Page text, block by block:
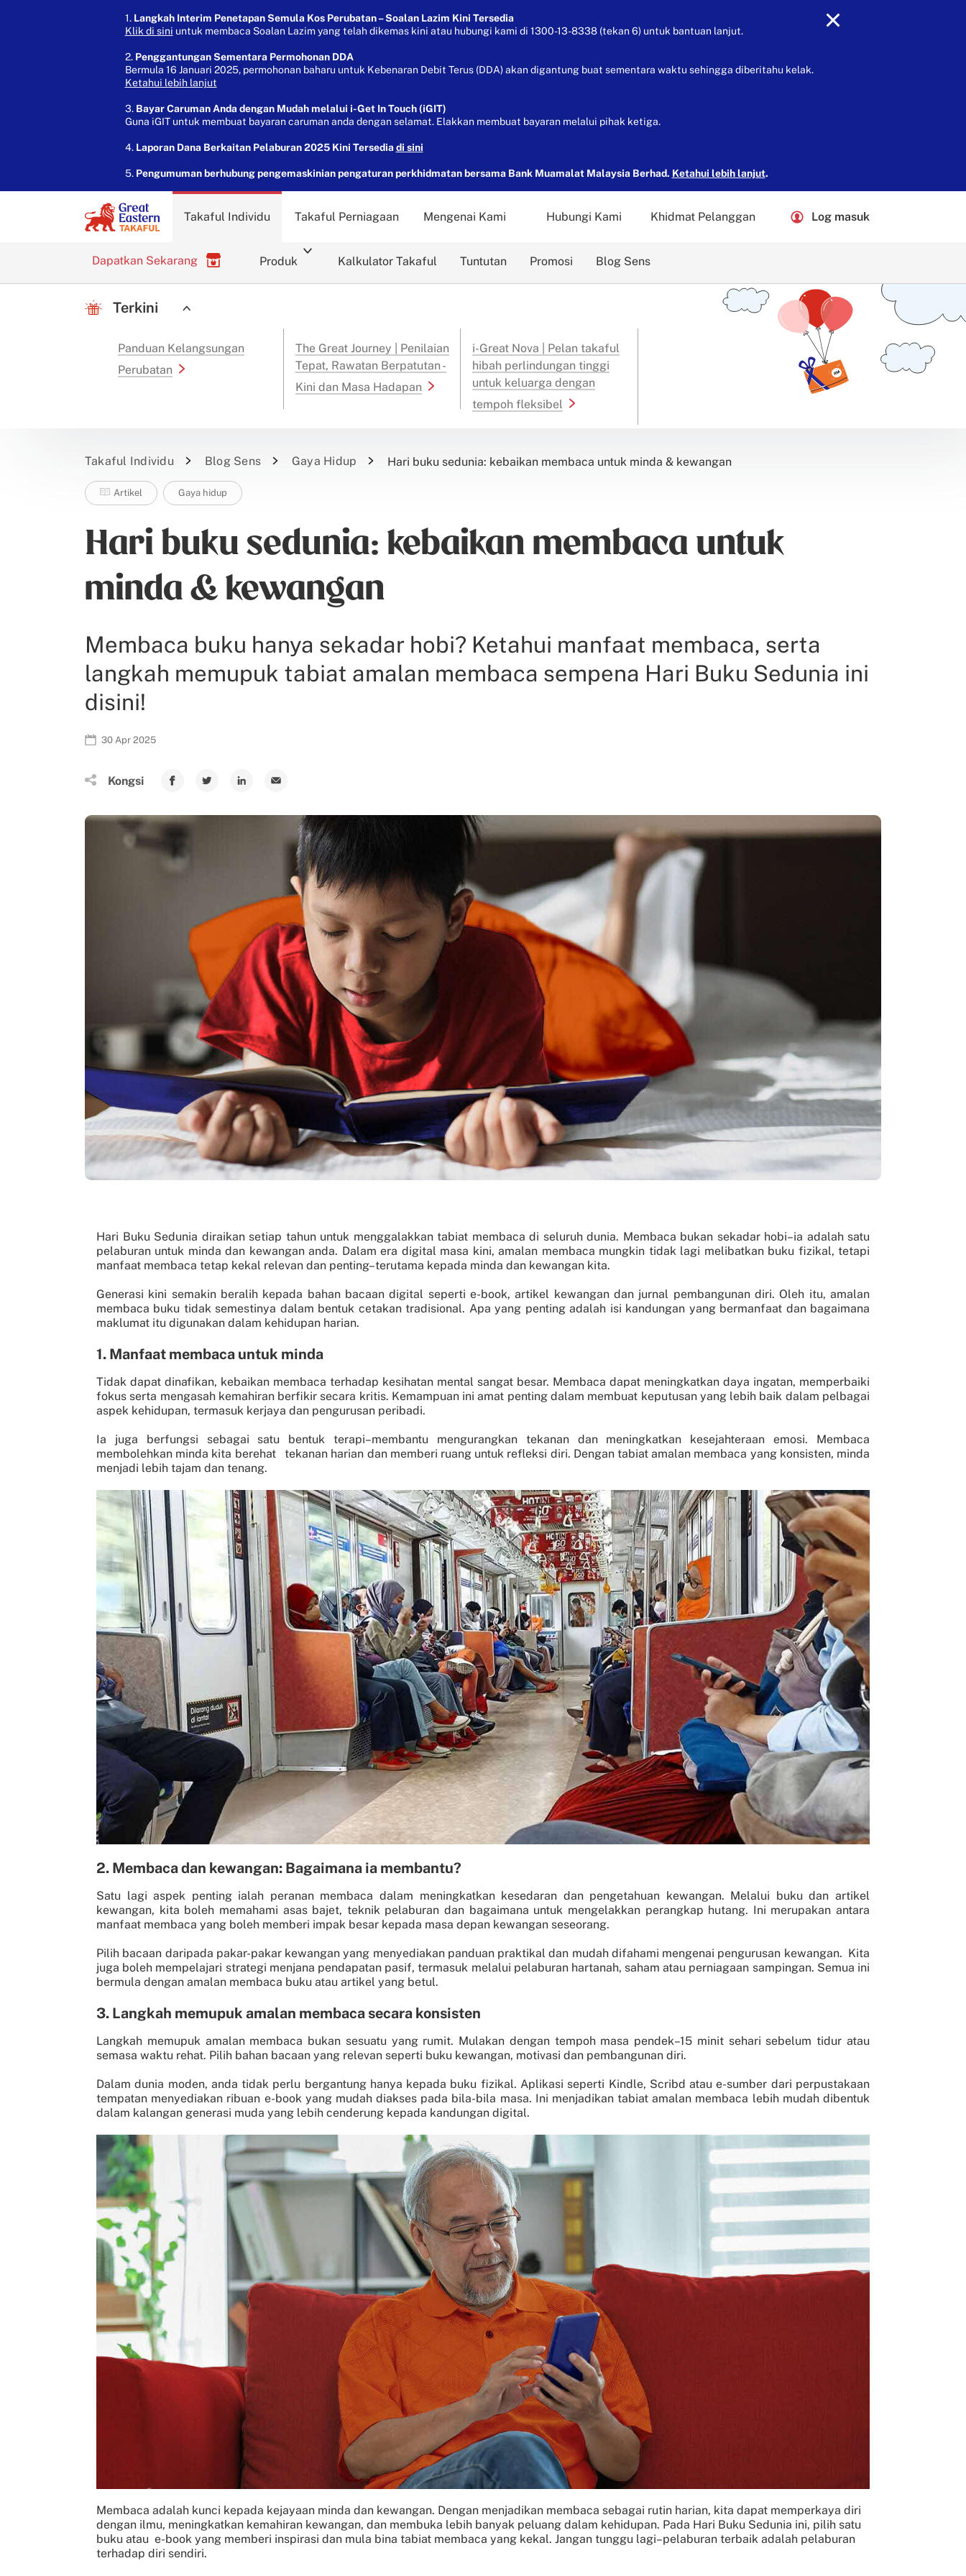
1. Langkah Interim Penetapan Semula Kos Perubatan – Soalan Lazim Kini Tersedia
Klik di sini untuk membaca Soalan Lazim yang telah dikemas kini atau hubungi kami di 1300-13-8338 (tekan 6) untuk bantuan lanjut.
2. Penggantungan Sementara Permohonan DDA
Bermula 16 Januari 2025, permohonan baharu untuk Kebenaran Debit Terus (DDA) akan digantung buat sementara waktu sehingga diberitahu kelak.
Ketahui lebih lanjut
3.Bayar Caruman Anda dengan Mudah melalui i-Get In Touch (iGIT)
Guna iGIT untuk membuat bayaran caruman anda dengan selamat. Elakkan membuat bayaran melalui pihak ketiga.
4. Laporan Dana Berkaitan Pelaburan 2025 Kini Tersedia di sini
5. Pengumuman berhubung pengemaskinian pengaturan perkhidmatan bersama Bank Muamalat Malaysia Berhad. Ketahui lebih lanjut.
Takaful Individu
Dapatkan Sekarang Produk Kalkulator Takaful Tuntutan Promosi Blog Sens
Takaful Perniagaan Mengenai Kami Hubungi Kami Khidmat Pelanggan Log masuk
Terkini
Panduan Kelangsungan
Perubatan
The Great Journey | Penilaian
Tepat, Rawatan Berpatutan -
Kini dan Masa Hadapan
i-Great Nova | Pelan takaful
hibah perlindungan tinggi
untuk keluarga dengan
tempoh fleksibel
Takaful Individu Blog Sens Gaya Hidup Hari buku sedunia: kebaikan membaca untuk minda & kewangan
Artikel Gaya hidup
Hari buku sedunia: kebaikan membaca untuk
minda & kewangan
Membaca buku hanya sekadar hobi? Ketahui manfaat membaca, serta
langkah memupuk tabiat amalan membaca sempena Hari Buku Sedunia ini
disini!
30 Apr 2025
Kongsi
Hari Buku Sedunia diraikan setiap tahun untuk menggalakkan tabiat membaca di seluruh dunia. Membaca bukan sekadar hobi–ia adalah satu
pelaburan untuk minda dan kewangan anda. Dalam era digital masa kini, amalan membaca mungkin tidak lagi melibatkan buku fizikal, tetapi
manfaat membaca tetap kekal relevan dan penting–terutama kepada minda dan kewangan kita.
Generasi kini semakin beralih kepada bahan bacaan digital seperti e-book, artikel kewangan dan jurnal pembangunan diri. Oleh itu, amalan
membaca buku tidak semestinya dalam bentuk cetakan tradisional. Apa yang penting adalah isi kandungan yang bermanfaat dan bagaimana
maklumat itu digunakan dalam kehidupan harian.
1. Manfaat membaca untuk minda
Tidak dapat dinafikan, kebaikan membaca terhadap kesihatan mental sangat besar. Membaca dapat meningkatkan daya ingatan, memperbaiki
fokus serta mengasah kemahiran berfikir secara kritis. Kemampuan ini amat penting dalam membuat keputusan yang lebih baik dalam pelbagai
aspek kehidupan, termasuk kerjaya dan pengurusan peribadi.
Ia juga berfungsi sebagai satu bentuk terapi–membantu mengurangkan tekanan dan meningkatkan kesejahteraan emosi. Membaca
membolehkan minda kita berehat tekanan harian dan memberi ruang untuk refleksi diri. Dengan tabiat amalan membaca yang konsisten, minda
menjadi lebih tajam dan tenang.
2. Membaca dan kewangan: Bagaimana ia membantu?
Satu lagi aspek penting ialah peranan membaca dalam meningkatkan kesedaran dan pengetahuan kewangan. Melalui buku dan artikel
kewangan, kita boleh memahami asas bajet, teknik pelaburan dan bagaimana untuk mengelakkan perangkap hutang. Ini merupakan antara
manfaat membaca yang boleh memberi impak besar kepada masa depan kewangan seseorang.
Pilih bacaan daripada pakar-pakar kewangan yang menyediakan panduan praktikal dan mudah difahami mengenai pengurusan kewangan. Kita
juga boleh mempelajari strategi menjana pendapatan pasif, termasuk melalui pelaburan hartanah, saham atau perniagaan sampingan. Semua ini
bermula dengan amalan membaca buku atau artikel yang betul.
3. Langkah memupuk amalan membaca secara konsisten
Langkah memupuk amalan membaca bukan sesuatu yang rumit. Mulakan dengan tempoh masa pendek–15 minit sehari sebelum tidur atau
semasa waktu rehat. Pilih bahan bacaan yang relevan seperti buku kewangan, motivasi dan pembangunan diri.
Dalam dunia moden, anda tidak perlu bergantung hanya kepada buku fizikal. Aplikasi seperti Kindle, Scribd atau e-sumber dari perpustakaan
tempatan menyediakan ribuan e-book yang mudah diakses pada bila-bila masa. Ini menjadikan tabiat amalan membaca lebih mudah dibentuk
dalam kalangan generasi muda yang lebih cenderung kepada kandungan digital.
Membaca adalah kunci kepada kejayaan minda dan kewangan. Dengan menjadikan membaca sebagai rutin harian, kita dapat memperkaya diri
dengan ilmu, meningkatkan kemahiran kewangan, dan membuka lebih banyak peluang dalam kehidupan. Pada Hari Buku Sedunia ini, pilih satu
buku atau e-book yang memberi inspirasi dan mula bina tabiat membaca yang kekal. Jangan tunggu lagi–pelaburan terbaik adalah pelaburan
terhadap diri sendiri.